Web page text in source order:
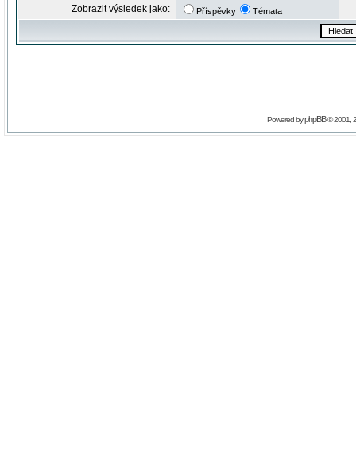
Zobrazit výsledek jako: Příspěvky Témata
Powered byphpBB© 2001,